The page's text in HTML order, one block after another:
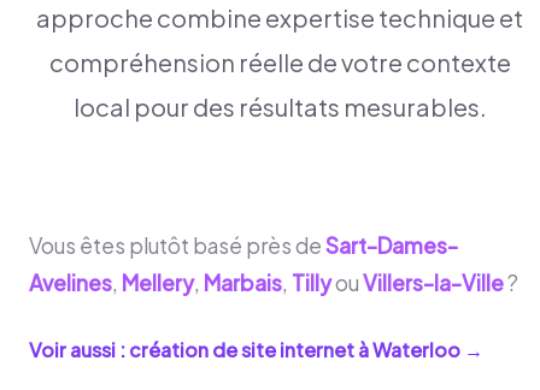
approche combine expertise technique et
compréhension réelle de votre contexte
local pour des résultats mesurables.
Vous êtes plutôt basé près deSart-Dames-
Avelines, Mellery, Marbais, TillyouVillers-la-Ville?
Voir aussi : création de site internet àWaterloo →